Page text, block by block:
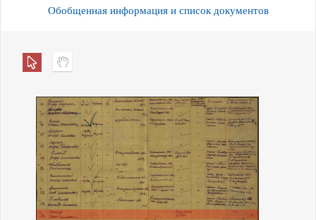
Обобщенная информация и список документов